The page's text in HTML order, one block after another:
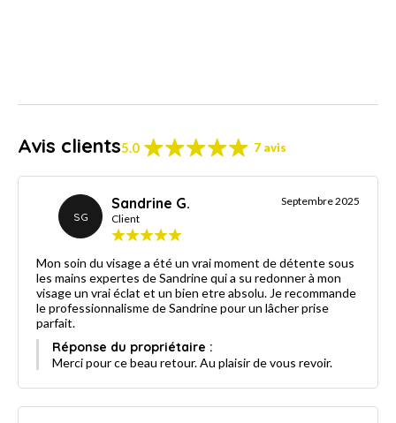
Avis clients5.0 7 avis
SG
Sandrine G.
Client
Septembre 2025
Mon soin du visage a été un vrai moment de détente sous
les mains expertes de Sandrine qui a su redonner à mon
visage un vrai éclat et un bien etre absolu. Je recommande
le professionnalisme de Sandrine pour un lâcher prise
parfait.
Réponse du propriétaire :
Merci pour ce beau retour. Au plaisir de vous revoir.